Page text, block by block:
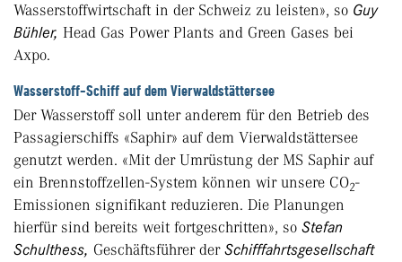
Wasserstoffwirtschaft in der Schweiz zu leisten», so Guy
Bühler, Head Gas Power Plants and Green Gases bei
Axpo.
Wasserstoff-Schiff auf dem Vierwaldstättersee
Der Wasserstoff soll unter anderem für den Betrieb des
Passagierschiffs «Saphir» auf dem Vierwaldstättersee
genutzt werden. «Mit der Umrüstung der MS Saphir auf
ein Brennstoffzellen-System können wir unsere CO2-
Emissionen signifikant reduzieren. Die Planungen
hierfür sind bereits weit fortgeschritten», so Stefan
Schulthess, Geschäftsführer der Schifffahrtsgesellschaft